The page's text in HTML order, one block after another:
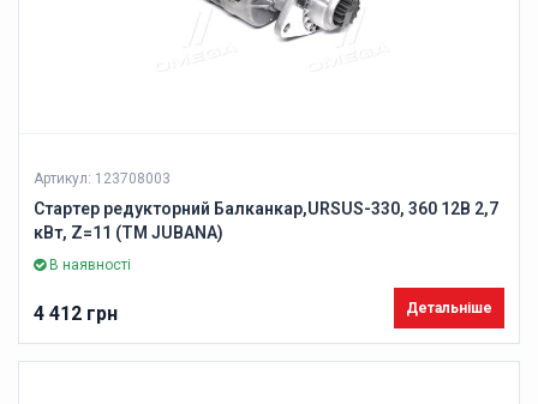
Артикул: 123708003
Стартер редукторний Балканкар,URSUS-330, 360 12В 2,7
кВт, Z=11 (ТМ JUBANA)
В наявності
4 412 грн Детальніше